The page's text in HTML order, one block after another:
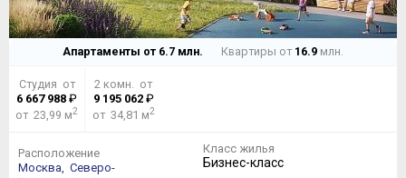
Апартаменты от 6.7 млн.
Студия от
6 667 988 ₽
от 23,99 м2
2 комн. от
9 195 062₽
от 34,81 м2
Квартиры от 16.9 млн.
Расположение
Москва, Северо-
Класс жилья
Бизнес-класс